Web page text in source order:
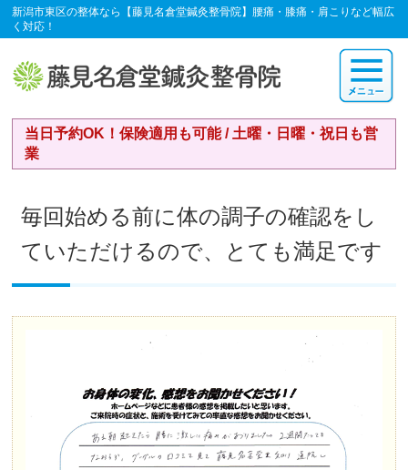
新潟市東区の整体なら【藤見名倉堂鍼灸整骨院】腰痛・膝痛・肩こりなど幅広
く対応！
当日予約OK！保険適用も可能 / 土曜・日曜・祝日も営
業
毎回始める前に体の調子の確認をし
ていただけるので、とても満足です